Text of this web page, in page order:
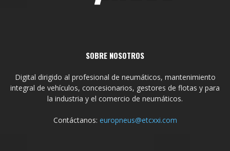
SOBRE NOSOTROS
Digital dirigido al profesional de neumáticos, mantenimiento
integral de vehículos, concesionarios, gestores de flotas y para
la industria y el comercio de neumáticos.
Contáctanos: europneus@etcxxi.com